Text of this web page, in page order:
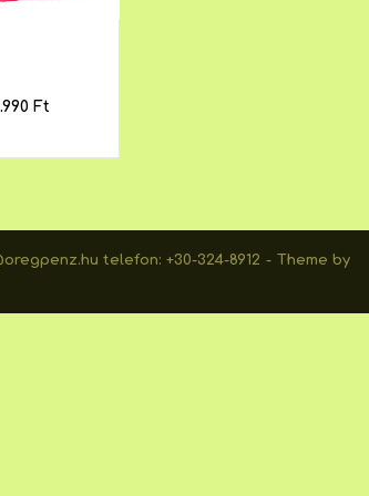
Ft
telefon: +30-324-8912
Theme by